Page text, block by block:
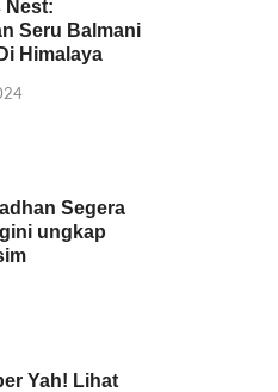
Nest:
Seru Balmani
Himalaya
Segera
ungkap
Yah! Lihat